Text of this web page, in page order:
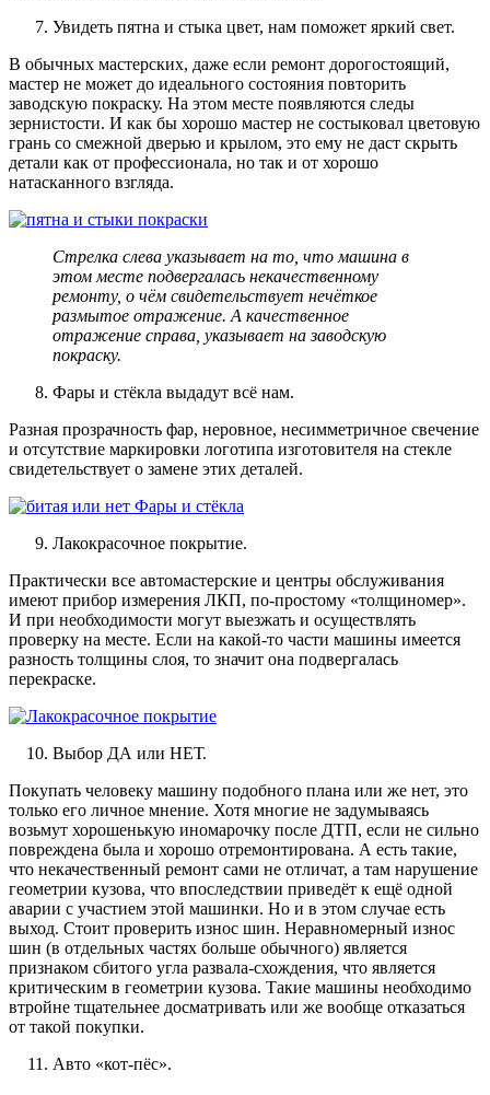
Увидеть пятна и стыка цвет, нам поможет яркий свет.
В обычных мастерских, даже если ремонт дорогостоящий,
мастер не может до идеального состояния повторить
заводскую покраску. На этом месте появляются следы
зернистости. И как бы хорошо мастер не состыковал цветовую
грань со смежной дверью и крылом, это ему не даст скрыть
детали как от профессионала, но так и от хорошо
натасканного взгляда.
Стрелка слева указывает на то, что машина в
этом месте подвергалась некачественному
ремонту, о чём свидетельствует нечёткое
размытое отражение. А качественное
отражение справа, указывает на заводскую
покраску.
Фары и стёкла выдадут всё нам.
Разная прозрачность фар, неровное, несимметричное свечение
и отсутствие маркировки логотипа изготовителя на стекле
свидетельствует о замене этих деталей.
Лакокрасочное покрытие.
Практически все автомастерские и центры обслуживания
имеют прибор измерения ЛКП, по-простому «толщиномер».
И при необходимости могут выезжать и осуществлять
проверку на месте. Если на какой-то части машины имеется
разность толщины слоя, то значит она подвергалась
перекраске.
Выбор ДА или НЕТ.
Покупать человеку машину подобного плана или же нет, это
только его личное мнение. Хотя многие не задумываясь
возьмут хорошенькую иномарочку после ДТП, если не сильно
повреждена была и хорошо отремонтирована. А есть такие,
что некачественный ремонт сами не отличат, а там нарушение
геометрии кузова, что впоследствии приведёт к ещё одной
аварии с участием этой машинки. Но и в этом случае есть
выход. Стоит проверить износ шин. Неравномерный износ
шин (в отдельных частях больше обычного) является
признаком сбитого угла развала-схождения, что является
критическим в геометрии кузова. Такие машины необходимо
втройне тщательнее досматривать или же вообще отказаться
от такой покупки.
Авто «кот-пёс».